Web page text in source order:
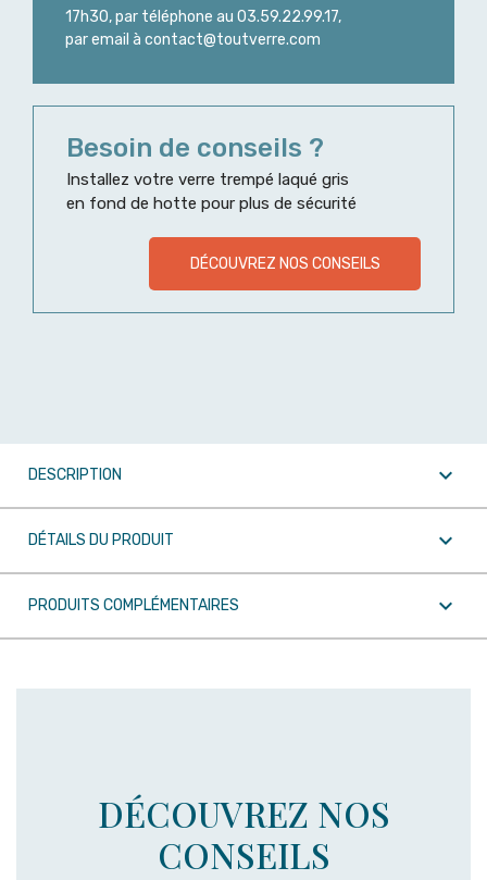
17h30, par téléphone au 03.59.22.99.17,
par email à contact@toutverre.com
Besoin de conseils ?
Installez votre verre trempé laqué gris
en fond de hotte pour plus de sécurité
DÉCOUVREZ NOS CONSEILS
DESCRIPTION 
DÉTAILS DU PRODUIT 
PRODUITS COMPLÉMENTAIRES 
DÉCOUVREZ NOS
CONSEILS